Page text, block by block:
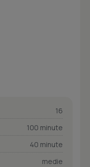
16
100 minute
40 minute
medie